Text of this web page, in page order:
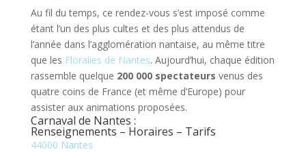
Au fil du temps, ce rendez-vous s’est imposé comme
étant l’un des plus cultes et des plus attendus de
l’année dans l’agglomération nantaise, au même titre
que les Floralies de Nantes. Aujourd’hui, chaque édition
rassemble quelque 200 000 spectateurs venus des
quatre coins de France (et même d’Europe) pour
assister aux animations proposées.
Carnaval de Nantes :
Renseignements – Horaires – Tarifs
44000 Nantes